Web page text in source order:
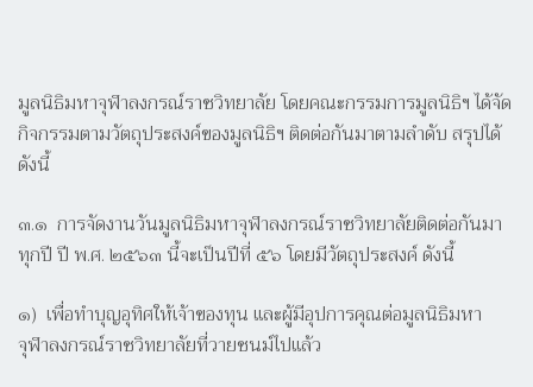
มูลนิธิมหาจุฬาลงกรณ์ราชวิทยาลัย โดยคณะกรรมการมูลนิธิฯ ได้จัด
กิจกรรมตามวัตถุประสงค์ของมูลนิธิฯ ติดต่อกันมาตามลำดับ สรุปได้
ดังนี้
๓.๑ การจัดงานวันมูลนิธิมหาจุฬาลงกรณ์ราชวิทยาลัยติดต่อกันมา
ทุกปี ปี พ.ศ. ๒๕๖๓ นี้จะเป็นปีที่ ๕๖ โดยมีวัตถุประสงค์ ดังนี้
๑) เพื่อทำบุญอุทิศให้เจ้าของทุน และผู้มีอุปการคุณต่อมูลนิธิมหา
จุฬาลงกรณ์ราชวิทยาลัยที่วายชนม์ไปแล้ว